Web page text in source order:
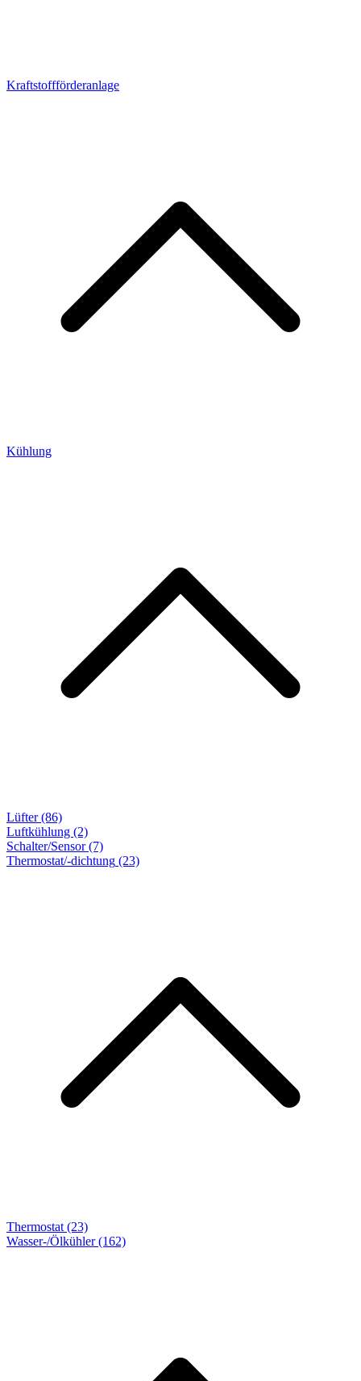
Kraftstoffförderanlage
Kühlung
Lüfter (86)
Luftkühlung (2)
Schalter/Sensor (7)
Thermostat/-dichtung (23)
Thermostat (23)
Wasser-/Ölkühler(162)